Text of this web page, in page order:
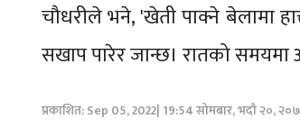
चौधरीले भने, 'खेती पाक्ने बेलामा
सखाप पारेर जान्छ। रातको समयमा
प्रकाशित: Sep 05, 2022| 19:54 सोमबार, भदौ २०,